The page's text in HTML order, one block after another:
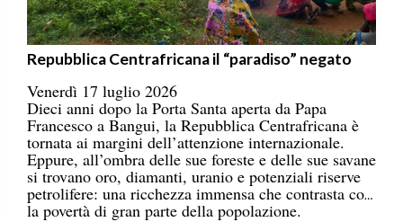
Repubblica Centrafricana il “paradiso” negato
Venerdì 17 luglio 2026
Dieci anni dopo la Porta Santa aperta da Papa
Francesco a Bangui, la Repubblica Centrafricana è
tornata ai margini dell’attenzione internazionale.
Eppure, all’ombra delle sue foreste e delle sue savane
si trovano oro, diamanti, uranio e potenziali riserve
petrolifere: una ricchezza immensa che contrasta con
la povertà di gran parte della popolazione.